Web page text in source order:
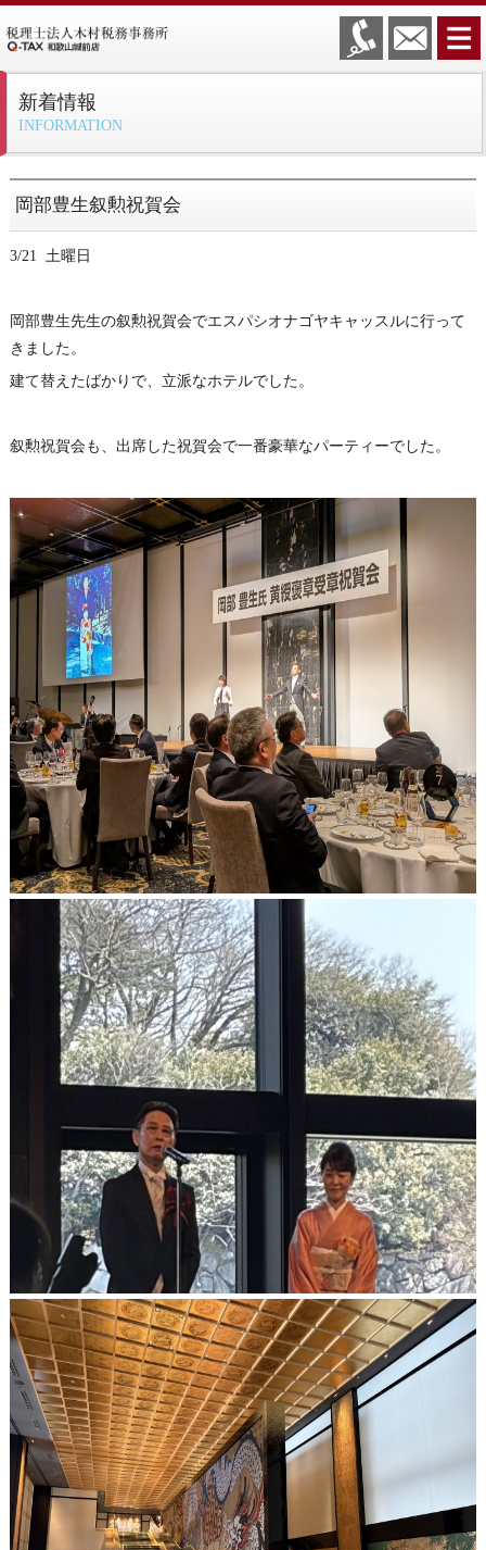
新着情報
INFORMATION
岡部豊生叙勲祝賀会
3/21 土曜日
岡部豊生先生の叙勲祝賀会でエスパシオナゴヤキャッスルに行って
きました。
建て替えたばかりで、立派なホテルでした。
叙勲祝賀会も、出席した祝賀会で一番豪華なパーティーでした。